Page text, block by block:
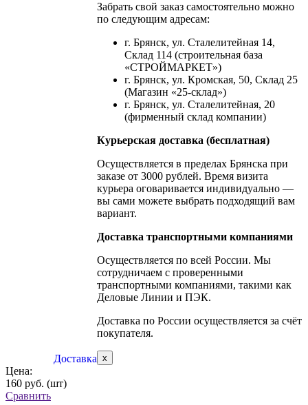
Доставка
Забрать свой заказ самостоятельно можно
по следующим адресам:
г. Брянск, ул. Сталелитейная 14,
Склад 114 (строительная база
«СТРОЙМАРКЕТ»)
г. Брянск, ул. Кромская, 50, Склад 25
(Магазин «25-склад»)
г. Брянск, ул. Сталелитейная, 20
(фирменный склад компании)
Курьерская доставка (бесплатная)
Осуществляется в пределах Брянска при
заказе от 3000 рублей. Время визита
курьера оговаривается индивидуально —
вы сами можете выбрать подходящий вам
вариант.
Доставка транспортными компаниями
Осуществляется по всей России. Мы
сотрудничаем с проверенными
транспортными компаниями, такими как
Деловые Линии и ПЭК.
Доставка по России осуществляется за счёт
покупателя.
x
Цена:
160 руб. (шт)
Сравнить